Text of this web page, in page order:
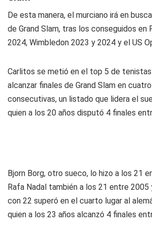
De esta manera, el murciano irá en
de Grand Slam, tras los conseguidos en
2024, Wimbledon 2023 y 2024 y el US
Carlitos se metió en el top 5 de
alcanzar finales de Grand Slam en
consecutivas, un listado que lidera el
quien a los 20 años disputó 4 finales
Bjorn Borg, otro sueco, lo hizo a los 21
Rafa Nadal también a los 21 entre 2005
con 22 superó en el cuarto lugar al
quien a los 23 años alcanzó 4 finales